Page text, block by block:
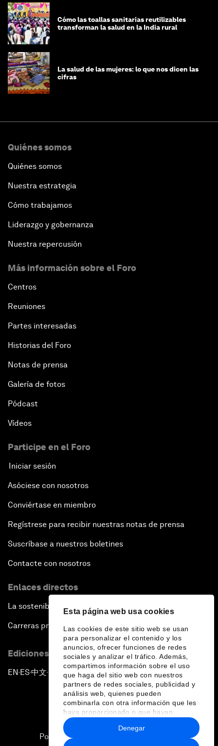
Esta página web usa cookies
Las cookies de este sitio web se usan
para personalizar el contenido y los
anuncios, ofrecer funciones de redes
sociales y analizar el tráfico. Además,
compartimos información sobre el uso
que haga del sitio web con nuestros
partners de redes sociales, publicidad y
análisis web, quienes pueden
combinarla con otra información que les
haya proporcionado o que hayan
recopilado a partir del uso que haya
hecho de sus servicios.
Denegar
Cómo las toallas sanitarias reutilizables
transforman la salud en la India rural
La salud de las mujeres: lo que nos dicen las
cifras
Quiénes somos
Quiénes somos
Nuestra estrategia
Cómo trabajamos
Liderazgo y gobernanza
Nuestra repercusión
Más información sobre el Foro
Centros
Reuniones
Partes interesadas
Historias del Foro
Notas de prensa
Galería de fotos
Pódcast
Vídeos
Participe en el Foro
Iniciar sesión
Asóciese con nosotros
Conviértase en miembro
Regístrese para recibir nuestras notas de prensa
Suscríbase a nuestros boletines
Contacte con nosotros
Enlaces directos
La sostenibilidad en el Foro
Carreras profesionales
Ediciones en otros idiomas
EN ▪ ES▪中文▪ 日本語
Política de privacidad y normas de uso